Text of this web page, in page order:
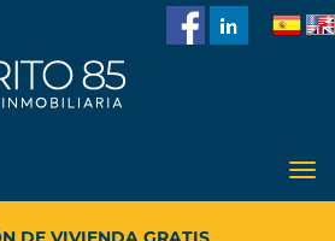
986
228